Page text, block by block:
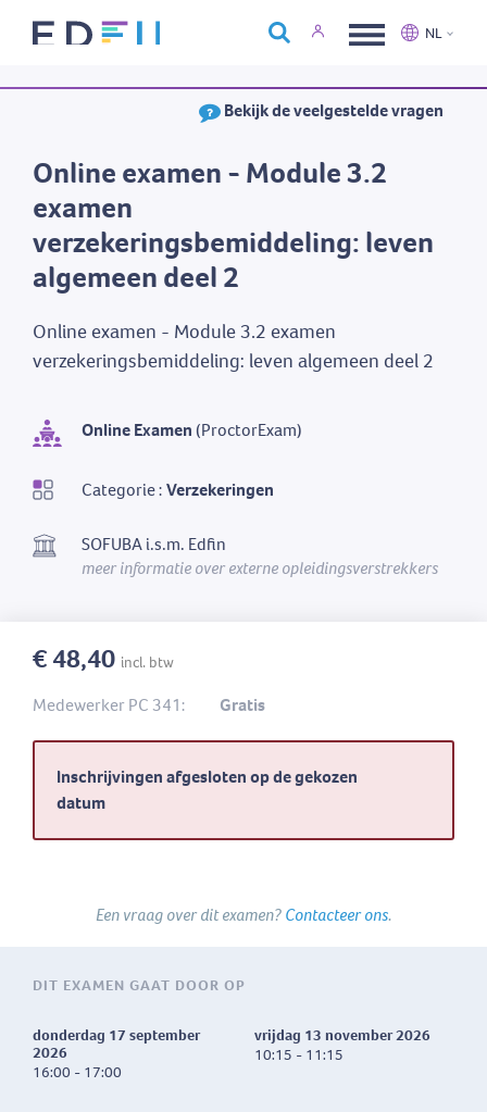
Over Edfin
Kalender
NL
Français
Bekijk de veelgestelde vragen
Online Examen(ProctorExam)
Categorie :Verzekeringen
SOFUBA i.s.m. Edfin
meer informatie over externe opleidingsverstrekkers
Online examen - Module 3.2
examen
verzekeringsbemiddeling: leven
algemeen deel 2
Online examen - Module 3.2 examen
verzekeringsbemiddeling: leven algemeen deel 2
€ 48,40 incl. btw
Medewerker PC 341: Gratis
Inschrijvingen afgesloten op de gekozen
datum
Een vraag over dit examen?Contacteer ons.
DIT EXAMEN GAAT DOOR OP
donderdag 17 september
2026
16:00 - 17:00
vrijdag 13 november 2026
10:15 - 11:15